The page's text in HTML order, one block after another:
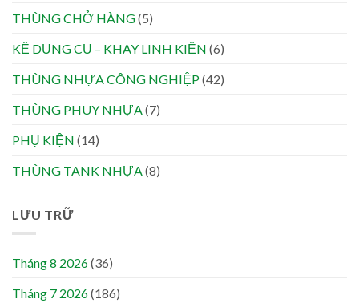
THÙNG CHỞ HÀNG(5)
KỆ DỤNG CỤ – KHAY LINH KIỆN (6)
THÙNG NHỰA CÔNG NGHIỆP(42)
THÙNG PHUY NHỰA (7)
PHỤ KIỆN (14)
THÙNG TANK NHỰA (8)
LƯU TRỮ
Tháng 8 2026(36)
Tháng 7 2026(186)